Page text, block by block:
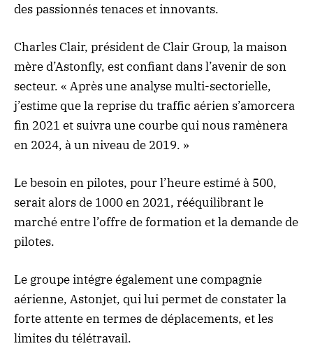
des passionnés tenaces et innovants.
Charles Clair, président de Clair Group, la maison
mère d’Astonfly, est confiant dans l’avenir de son
secteur. « Après une analyse multi-sectorielle,
j’estime que la reprise du traffic aérien s’amorcera
fin 2021 et suivra une courbe qui nous ramènera
en 2024, à un niveau de 2019. »
Le besoin en pilotes, pour l’heure estimé à 500,
serait alors de 1000 en 2021, rééquilibrant le
marché entre l’offre de formation et la demande de
pilotes.
Le groupe intégre également une compagnie
aérienne, Astonjet, qui lui permet de constater la
forte attente en termes de déplacements, et les
limites du télétravail.